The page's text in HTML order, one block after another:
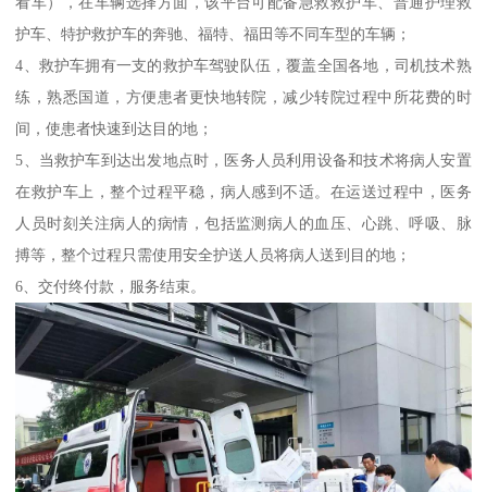
护车、特护救护车的奔驰、福特、福田等不同车型的车辆；
4、救护车拥有一支的救护车驾驶队伍，覆盖全国各地，司机技术熟
练，熟悉国道，方便患者更快地转院，减少转院过程中所花费的时
间，使患者快速到达目的地；
5、当救护车到达出发地点时，医务人员利用设备和技术将病人安置
在救护车上，整个过程平稳，病人感到不适。在运送过程中，医务
人员时刻关注病人的病情，包括监测病人的血压、心跳、呼吸、脉
搏等，整个过程只需使用安全护送人员将病人送到目的地；
6、交付终付款，服务结束。